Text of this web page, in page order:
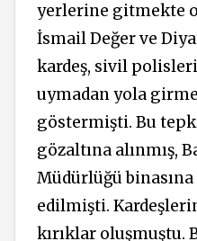
yerlerine gitmekte
İsmail Değer ve
kardeş, sivil
uymadan yola
göstermişti. Bu
gözaltına alınmış,
Müdürlüğü
edilmişti.
kırıklar oluşmuştu.